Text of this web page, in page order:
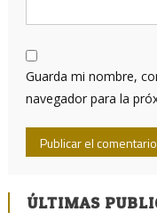
Guarda mi nombre,
navegador para la
ÚLTIMAS